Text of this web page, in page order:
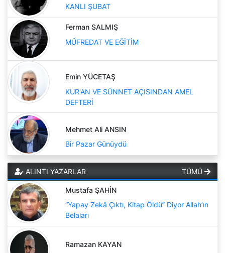
KANLI ŞUBAT
Ferman SALMIŞ
MÜFREDAT VE EĞİTİM
Emin YÜCETAŞ
KUR'AN VE SÜNNET AÇISINDAN AMEL
DEFTERİ
Mehmet Ali ANSIN
Bir Pazar Günüydü
ALINTI YAZARLAR TÜMÜ
Mustafa ŞAHİN
“Yapay Zekâ Çıktı, Kitap Öldü” Diyor Allah’ın
Belaları
Ramazan KAYAN